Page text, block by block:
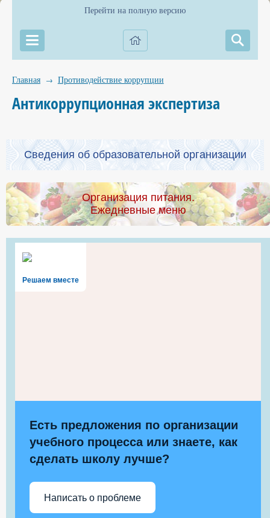
Перейти на полную версию
Главная → Противодействие коррупции
Антикоррупционная экспертиза
Сведения об образовательной организации
Организация питания.
Ежедневные меню
Решаем вместе
Есть предложения по организации
учебного процесса или знаете, как
сделать школу лучше?
Написать о проблеме